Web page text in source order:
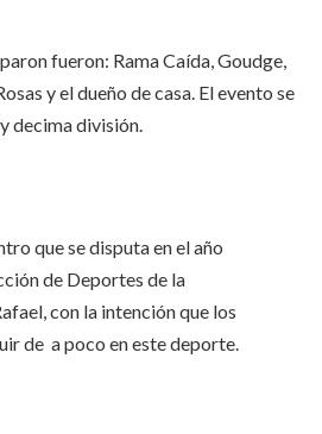
fueron: Rama Caída, Goudge,
y el dueño de casa. El evento se
decima división.
que se disputa en el año
de Deportes de la
con la intención que los
de a poco en este deporte.